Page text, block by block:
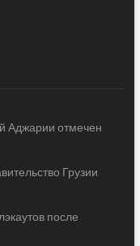
Аджарии отмечен
Грузии
после